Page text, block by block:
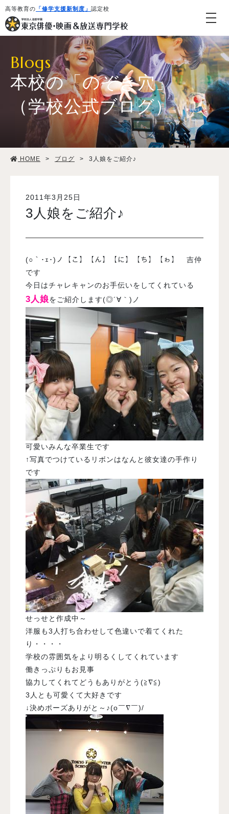
高等教育の 「修学支援新制度」 認定校
学校紹介・教育システム
学生生活
入試案内
学校情報
オープンキャンパス
訪問者別メニュー
Blogs
本校の「のぞき穴」
（学校公式ブログ）
HOME > ブログ > 3人娘をご紹介♪
2011年3月25日
3人娘をご紹介♪
(○｀･ｪ･)ノ【こ】【ん】【に】【ち】【ゎ】 吉仲
です
今日はチャレキャンのお手伝いをしてくれている
3人娘をご紹介します(◎´∀｀)ノ
可愛いみんな卒業生です
↑写真でつけているリボンはなんと彼女達の手作り
です
せっせと作成中～
洋服も3人打ち合わせして色違いで着てくれた
り・・・・
学校の雰囲気をより明るくしてくれています
働きっぷりもお見事
協力してくれてどうもありがとう(≧∇≦)
3人とも可愛くて大好きです
↓決めポーズありがと～♪(o￣∇￣)/